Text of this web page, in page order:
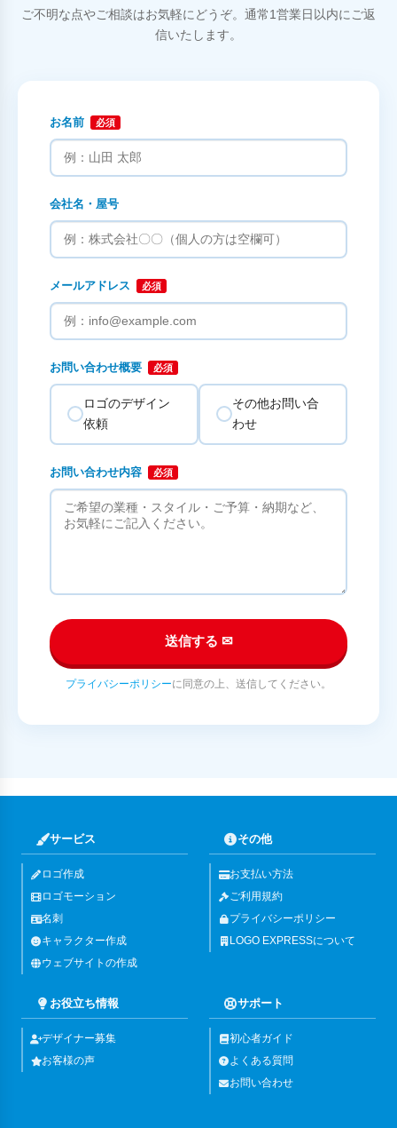
ご不明な点やご相談はお気軽にどうぞ。通常1営業日以内にご返
信いたします。
お名前 必須
会社名・屋号
メールアドレス 必須
お問い合わせ概要 必須
ロゴのデザイン
依頼
その他お問い合
わせ
お問い合わせ内容 必須
送信する ✉
プライバシーポリシーに同意の上、送信してください。
サービス
ロゴ作成
ロゴモーション
名刺
キャラクター作成
ウェブサイトの作成
その他
お支払い方法
ご利用規約
プライバシーポリシー
LOGO EXPRESSについて
お役立ち情報
デザイナー募集
お客様の声
サポート
初心者ガイド
よくある質問
お問い合わせ